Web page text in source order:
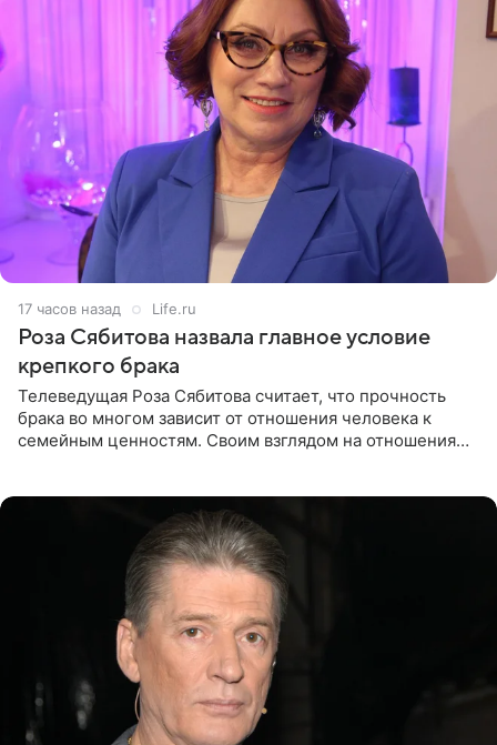
17 часов назад Life.ru
Роза Сябитова назвала главное условие
крепкого брака
Телеведущая Роза Сябитова считает, что прочность
брака во многом зависит от отношения человека к
семейным ценностям. Своим взглядом на отношения